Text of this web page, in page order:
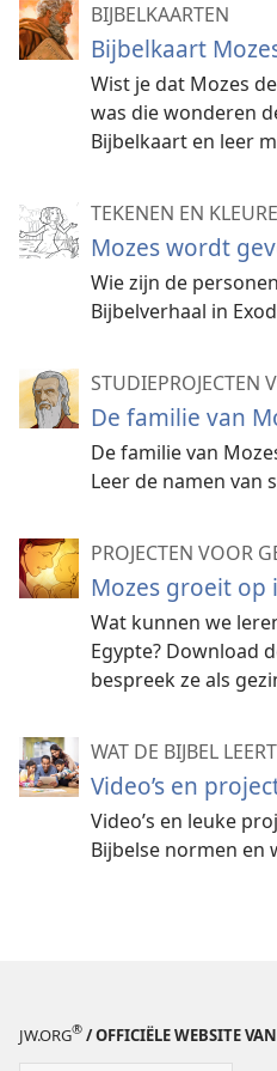
BIJBELKAARTEN
Bijbelkaart
Wist je dat Mozes
was die wonderen
Bijbelkaart en leer
TEKENEN EN
Mozes wordt
Wie zijn de
Bijbelverhaal in
STUDIEPROJECTEN
De familie van
De familie van
Leer de namen van
PROJECTEN VOOR
Mozes groeit op
Wat kunnen we
Egypte? Download
bespreek ze als
WAT DE BIJBEL LEERT
Video’s en
Video’s en leuke
Bijbelse normen en
JW.ORG® / OFFICIËLE WEBSITE